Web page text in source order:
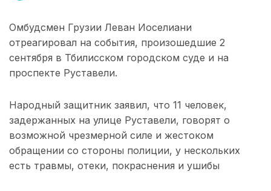
Омбудсмен Грузии Леван Иоселиани
отреагировал на события, произошедшие 2
сентября в Тбилисском городском суде и на
проспекте Руставели.
Народный защитник заявил, что 11 человек,
задержанных на улице Руставели, говорят о
возможной чрезмерной силе и жестоком
обращении со стороны полиции, у нескольких
есть травмы, отеки, покраснения и ушибы